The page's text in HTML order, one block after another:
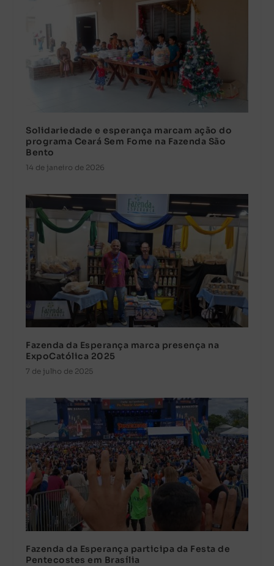
Solidariedade e esperança marcam ação do
programa Ceará Sem Fome na Fazenda São
Bento
14 de janeiro de 2026
Fazenda da Esperança marca presença na
ExpoCatólica 2025
7 de julho de 2025
Fazenda da Esperança participa da Festa de
Pentecostes em Brasília